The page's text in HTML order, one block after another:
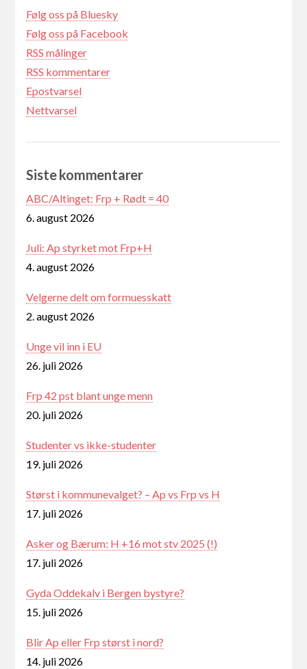
Følg oss på Bluesky
Følg oss på Facebook
RSS målinger
RSS kommentarer
Epostvarsel
Nettvarsel
Siste kommentarer
ABC/Altinget: Frp + Rødt = 40
6. august 2026
Juli: Ap styrket mot Frp+H
4. august 2026
Velgerne delt om formuesskatt
2. august 2026
Unge vil inn i EU
26. juli 2026
Frp 42 pst blant unge menn
20. juli 2026
Studenter vs ikke-studenter
19. juli 2026
Størst i kommunevalget? – Ap vs Frp vs H
17. juli 2026
Asker og Bærum: H +16 mot stv 2025 (!)
17. juli 2026
Gyda Oddekalv i Bergen bystyre?
15. juli 2026
Blir Ap eller Frp størst i nord?
14. juli 2026